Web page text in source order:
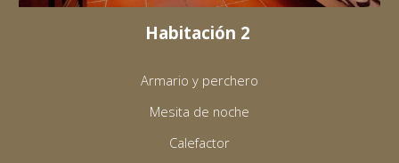
Habitación 2
Armario y perchero
Mesita de noche
Calefactor